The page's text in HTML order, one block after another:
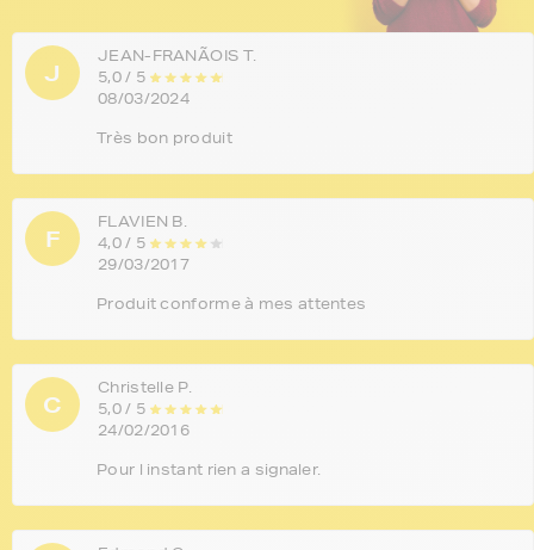
J
JEAN-FRANÃOIS T.
5,0 / 5
08/03/2024
Très bon produit
F
FLAVIEN B.
4,0 / 5
29/03/2017
Produit conforme à mes attentes
C
Christelle P.
5,0 / 5
24/02/2016
Pour l instant rien a signaler.